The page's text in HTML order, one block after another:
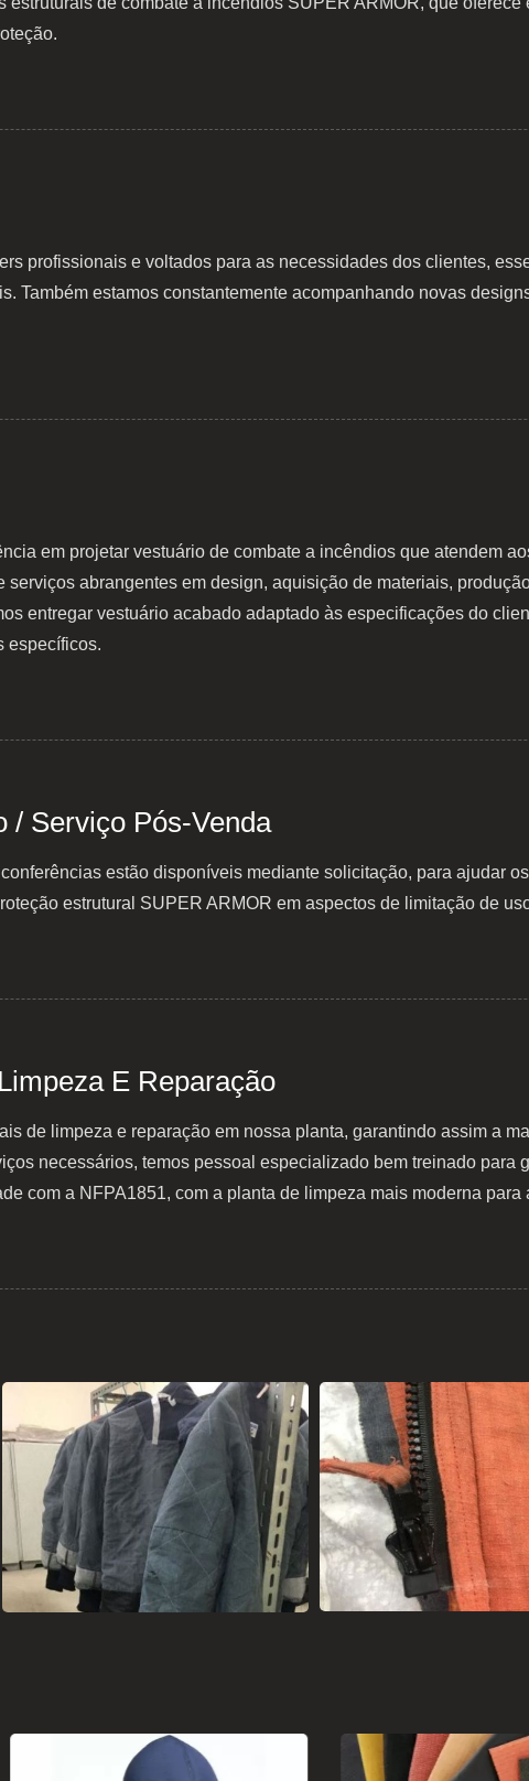
profissionais e voltados para as necessidades dos clientes,
Também estamos constantemente acompanhando novas
em projetar vestuário de combate a incêndios que atendem
serviços abrangentes em design, aquisição de materiais,
entregar vestuário acabado adaptado às especificações do
específicos.
/ Serviço Pós-Venda
estão disponíveis mediante solicitação, para ajudar
estrutural SUPER ARMOR em aspectos de limitação de
E Reparação
de limpeza e reparação em nossa planta, garantindo assim a
necessários, temos pessoal especializado bem treinado para
com a NFPA1851, com a planta de limpeza mais moderna